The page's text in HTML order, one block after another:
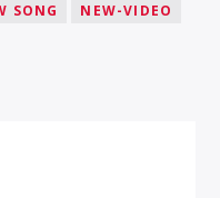
SONG
NEW-VIDEO